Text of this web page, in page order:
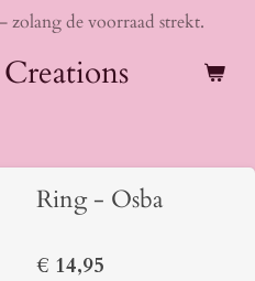
zolang de voorraad strekt.
Ring - Osba
€ 14,95